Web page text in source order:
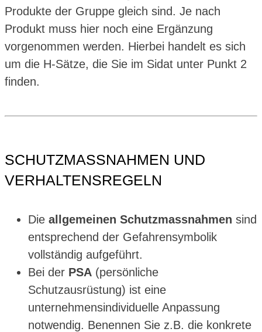
Produkte der Gruppe gleich sind. Je nach
Produkt muss hier noch eine Ergänzung
vorgenommen werden. Hierbei handelt es sich
um die H-Sätze, die Sie im Sidat unter Punkt 2
finden.
SCHUTZMASSNAHMEN UND
VERHALTENSREGELN
Die allgemeinen Schutzmassnahmen sind
entsprechend der Gefahrensymbolik
vollständig aufgeführt.
Bei der PSA (persönliche
Schutzausrüstung) ist eine
unternehmensindividuelle Anpassung
notwendig. Benennen Sie z.B. die konkrete